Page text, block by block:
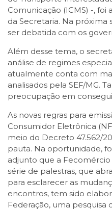
Comunicação (ICMS) -,
da Secretaria. Na próxima
ser debatida com os
Além desse tema, o
análise de regimes
atualmente conta com
analisados pela SEF/MG.
preocupação em
As novas regras para
Consumidor Eletrônica
meio do Decreto 47.562/
pauta. Na oportunidade,
adjunto que a
série de palestras, que
para esclarecer as
encontros, tem sido
Federação, uma